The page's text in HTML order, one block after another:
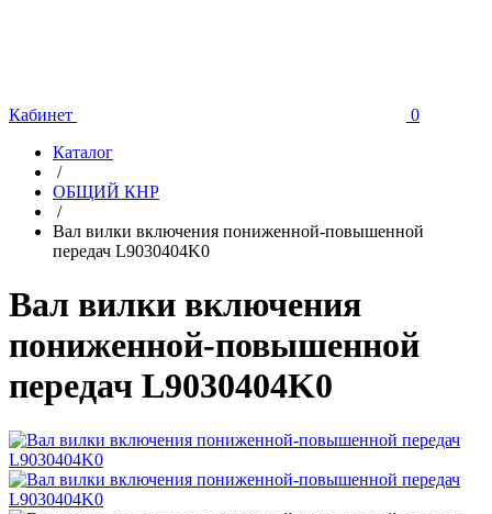
Кабинет
0
Каталог
/
ОБЩИЙ КНР
/
Вал вилки включения пониженной-повышенной
передач L9030404K0
Вал вилки включения
пониженной-повышенной
передач L9030404K0